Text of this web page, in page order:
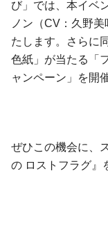
び」では、本イベ
ノン（CV：久野
たします。さらに
色紙」が当たる「
ャンペーン」を開
ぜひこの機会に、
の ロストフラグ』